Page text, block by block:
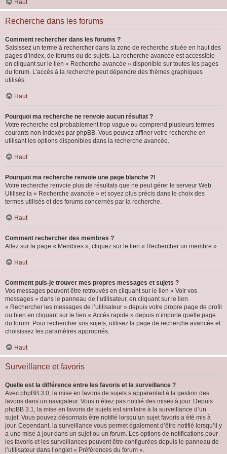
Haut
Recherche dans les forums
Comment rechercher dans les forums ?
Saisissez un terme à rechercher dans la zone de recherche située en haut des
pages d’index, de forums ou de sujets. La recherche avancée est accessible
en cliquant sur le lien « Recherche avancée » disponible sur toutes les pages
du forum. L’accès à la recherche peut dépendre des thèmes graphiques
utilisés.
Haut
Pourquoi ma recherche ne renvoie aucun résultat ?
Votre recherche est probablement trop vague ou comprend plusieurs termes
courants non indexés par phpBB. Vous pouvez affiner votre recherche en
utilisant les options disponibles dans la recherche avancée.
Haut
Pourquoi ma recherche renvoie une page blanche ?!
Votre recherche renvoie plus de résultats que ne peut gérer le serveur Web.
Utilisez la « Recherche avancée » et soyez plus précis dans le choix des
termes utilisés et des forums concernés par la recherche.
Haut
Comment rechercher des membres ?
Allez sur la page « Membres », cliquez sur le lien « Rechercher un membre ».
Haut
Comment puis-je trouver mes propres messages et sujets ?
Vos messages peuvent être retrouvés en cliquant sur le lien « Voir vos
messages » dans le panneau de l’utilisateur, en cliquant sur le lien
« Rechercher les messages de l’utilisateur » depuis votre propre page de profil
ou bien en cliquant sur le lien « Accès rapide » depuis n’importe quelle page
du forum. Pour rechercher vos sujets, utilisez la page de recherche avancée et
choisissez les paramètres appropriés.
Haut
Surveillance et favoris
Quelle est la différence entre les favoris et la surveillance ?
Avec phpBB 3.0, la mise en favoris de sujets s’apparentait à la gestion des
favoris dans un navigateur. Vous n’étiez pas notifié des mises à jour. Depuis
phpBB 3.1, la mise en favoris de sujets est similaire à la surveillance d’un
sujet. Vous pouvez désormais être notifié lorsqu’un sujet favoris a été mis à
jour. Cependant, la surveillance vous permet également d’être notifié lorsqu’il y
a une mise à jour dans un sujet ou un forum. Les options de notifications pour
les favoris et les surveillances peuvent être configurées depuis le panneau de
l’utilisateur dans l’onglet « Préférences du forum ».